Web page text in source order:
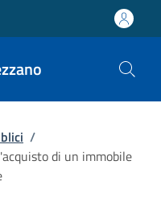
/
di un immobile